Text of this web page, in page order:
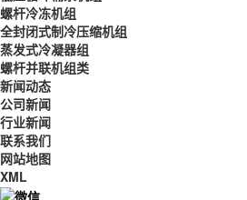
螺杆冷冻机组
全封闭式制冷压缩机组
蒸发式冷凝器组
螺杆并联机组类
新闻动态
公司新闻
行业新闻
联系我们
网站地图
XML